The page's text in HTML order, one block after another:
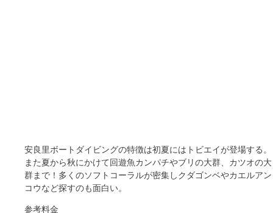
安良里ボートダイビングの特徴は初夏にはトビエイが登場する。
また夏から秋にかけて回遊魚カンパチやブリの大群、カツオの大
群まで！多くのソフトコーラルが密集しクダゴンベやカエルアン
コウなど探すのも面白い。
参考料金